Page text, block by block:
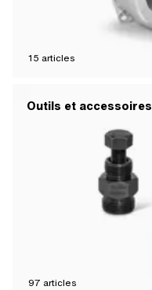
15 articles
Outils et accessoires
97 articles